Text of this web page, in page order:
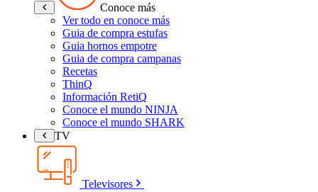
Conoce más
Ver todo en conoce más
Guia de compra estufas
Guia hornos empotre
Guia de compra campanas
Recetas
ThinQ
Información RetiQ
Conoce el mundo NINJA
Conoce el mundo SHARK
TV
Televisores